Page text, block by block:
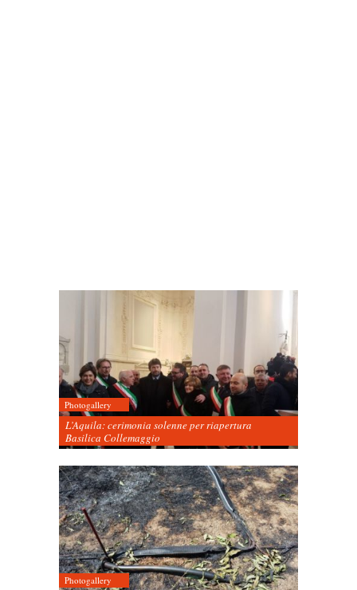
Photogallery
L’Aquila: cerimonia solenne per riapertura
Basilica Collemaggio
Photogallery